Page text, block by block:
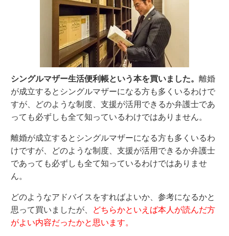
シングルマザー生活便利帳という本を買いました。離婚
が成立するとシングルマザーになる方も多くいるわけで
すが、どのような制度、支援が活用できるか弁護士であ
っても必ずしも全て知っているわけではありません。
離婚が成立するとシングルマザーになる方も多くいるわ
けですが、どのような制度、支援が活用できるか弁護士
であっても必ずしも全て知っているわけではありませ
ん。
どのようなアドバイスをすればよいか、参考になるかと
思って買いましたが、 どちらかといえば本人が読んだ方
がよい内容だったかと思います。